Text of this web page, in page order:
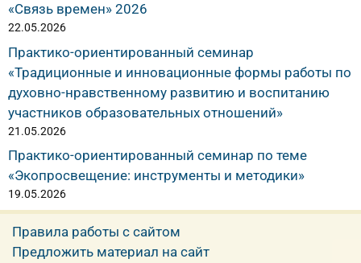
«Связь времен» 2026
22.05.2026
Практико-ориентированный семинар
«Традиционные и инновационные формы работы по
духовно-нравственному развитию и воспитанию
участников образовательных отношений»
21.05.2026
Практико-ориентированный семинар по теме
«Экопросвещение: инструменты и методики»
19.05.2026
Правила работы с сайтом
Предложить материал на сайт